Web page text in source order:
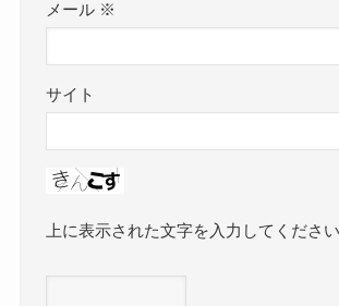
メール ※
サイト
上に表示された文字を入力してください